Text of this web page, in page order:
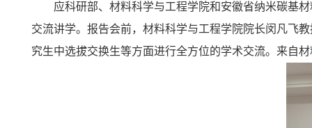
应科研部、材料科学与工程学院和安徽省纳米碳基
交流讲学。报告会前，材料科学与工程学院院长闵凡飞
究生中选拔交换生等方面进行全方位的学术交流。来自